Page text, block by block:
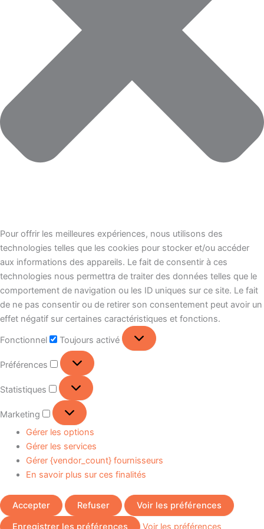
Pour offrir les meilleures expériences, nous utilisons des
technologies telles que les cookies pour stocker et/ou accéder
aux informations des appareils. Le fait de consentir à ces
technologies nous permettra de traiter des données telles que le
comportement de navigation ou les ID uniques sur ce site. Le fait
de ne pas consentir ou de retirer son consentement peut avoir un
effet négatif sur certaines caractéristiques et fonctions.
Fonctionnel
Toujours activé
Préférences
Statistiques
Marketing
Gérer les options
Gérer les services
Gérer {vendor_count} fournisseurs
En savoir plus sur ces finalités
Accepter Refuser
Voir les préférences
Enregistrer les préférences
Voir les préférences